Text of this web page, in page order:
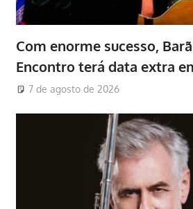
Com enorme sucesso,
Encontro terá data extra
7 de agosto de 2026